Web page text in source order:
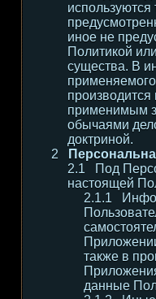
иное не
Политикой
существа. В
производится
применимым
обычаями
доктриной.
Под
настоящей
также в
данные